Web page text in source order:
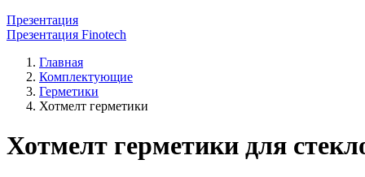
Презентация
Презентация Finotech
Главная
Комплектующие
Герметики
Хотмелт герметики
Хотмелт герметики для